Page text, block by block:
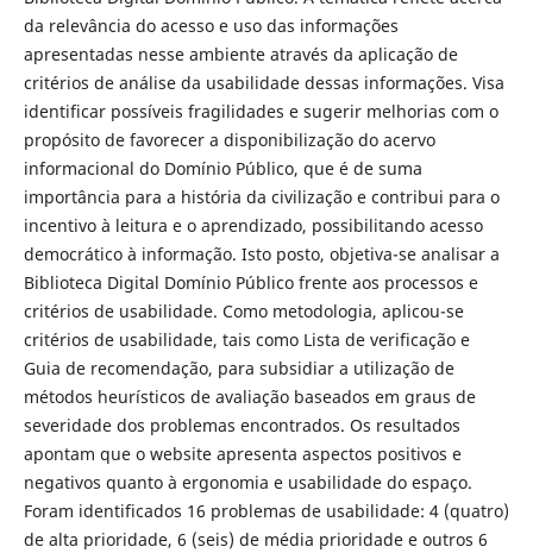
da relevância do acesso e uso das informações
apresentadas nesse ambiente através da aplicação de
critérios de análise da usabilidade dessas informações. Visa
identificar possíveis fragilidades e sugerir melhorias com o
propósito de favorecer a disponibilização do acervo
informacional do Domínio Público, que é de suma
importância para a história da civilização e contribui para o
incentivo à leitura e o aprendizado, possibilitando acesso
democrático à informação. Isto posto, objetiva-se analisar a
Biblioteca Digital Domínio Público frente aos processos e
critérios de usabilidade. Como metodologia, aplicou-se
critérios de usabilidade, tais como Lista de verificação e
Guia de recomendação, para subsidiar a utilização de
métodos heurísticos de avaliação baseados em graus de
severidade dos problemas encontrados. Os resultados
apontam que o website apresenta aspectos positivos e
negativos quanto à ergonomia e usabilidade do espaço.
Foram identificados 16 problemas de usabilidade: 4 (quatro)
de alta prioridade, 6 (seis) de média prioridade e outros 6